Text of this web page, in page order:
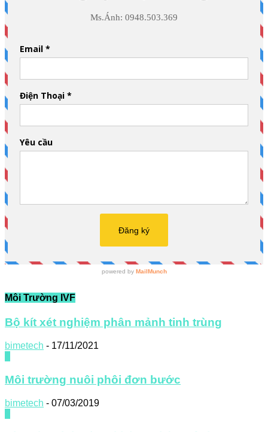
Môi Trường IVF
Bộ kít xét nghiệm phân mảnh tinh trùng
bimetech - 17/11/2021
Môi trường nuôi phôi đơn bước
bimetech - 07/03/2019